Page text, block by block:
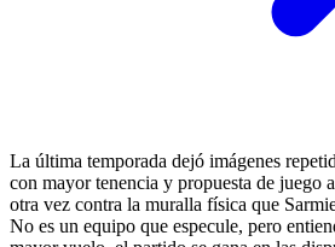
La última temporada dejó imágenes
con mayor tenencia y propuesta de juego
otra vez contra la muralla física que
No es un equipo que especule, pero